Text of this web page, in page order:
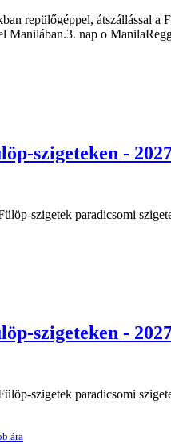
repülőgéppel, átszállással
Manilában.3. nap o
szigeteken -
szigetek paradicsomi
szigeteken -
szigetek paradicsomi
ára